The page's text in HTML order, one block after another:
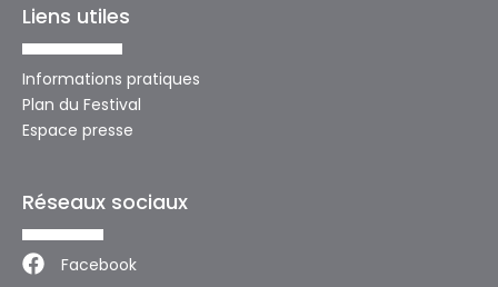
Liens utiles
Informations pratiques
Plan du Festival
Espace presse
Réseaux sociaux
Facebook